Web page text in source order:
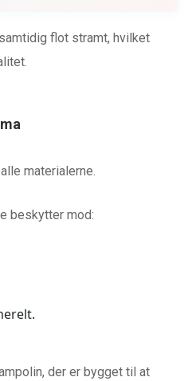
flot stramt, hvilket
materialerne.
beskytter mod:
der er bygget til at